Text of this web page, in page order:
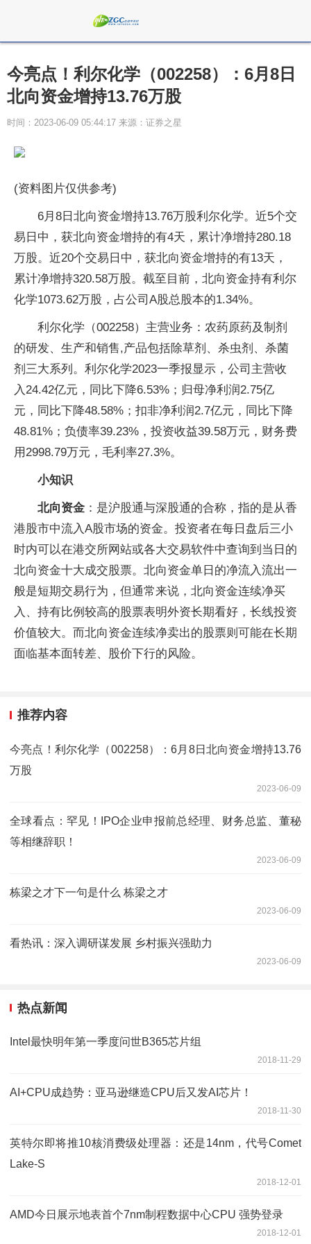
今亮点！利尔化学（002258）：6月8日
北向资金增持13.76万股
时间：2023-06-09 05:44:17 来源：证券之星
(资料图片仅供参考)
6月8日北向资金增持13.76万股利尔化学。近5个交
易日中，获北向资金增持的有4天，累计净增持280.18
万股。近20个交易日中，获北向资金增持的有13天，
累计净增持320.58万股。截至目前，北向资金持有利尔
化学1073.62万股，占公司A股总股本的1.34%。
利尔化学（002258）主营业务：农药原药及制剂
的研发、生产和销售,产品包括除草剂、杀虫剂、杀菌
剂三大系列。利尔化学2023一季报显示，公司主营收
入24.42亿元，同比下降6.53%；归母净利润2.75亿
元，同比下降48.58%；扣非净利润2.7亿元，同比下降
48.81%；负债率39.23%，投资收益39.58万元，财务费
用2998.79万元，毛利率27.3%。
小知识
北向资金 ：是沪股通与深股通的合称，指的是从香
港股市中流入A股市场的资金。投资者在每日盘后三小
时内可以在港交所网站或各大交易软件中查询到当日的
北向资金十大成交股票。北向资金单日的净流入流出一
般是短期交易行为，但通常来说，北向资金连续净买
入、持有比例较高的股票表明外资长期看好，长线投资
价值较大。而北向资金连续净卖出的股票则可能在长期
面临基本面转差、股价下行的风险。
推荐内容
今亮点！利尔化学（002258）：6月8日北向资金增持13.76
万股
2023-06-09
全球看点：罕见！IPO企业申报前总经理、财务总监、董秘
等相继辞职！
2023-06-09
栋梁之才下一句是什么 栋梁之才
2023-06-09
看热讯：深入调研谋发展 乡村振兴强助力
2023-06-09
热点新闻
Intel最快明年第一季度问世B365芯片组
2018-11-29
AI+CPU成趋势：亚马逊继造CPU后又发AI芯片！
2018-11-30
英特尔即将推10核消费级处理器：还是14nm，代号Comet
Lake-S
2018-12-01
AMD今日展示地表首个7nm制程数据中心CPU 强势登录
2018-12-01